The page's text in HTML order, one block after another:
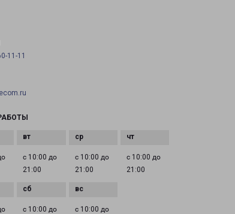
11-11
с 10:00 до
21:00
с 10:00 до
21:00
с 10:00 до
21:00
с 10:00 до
с 10:00 до